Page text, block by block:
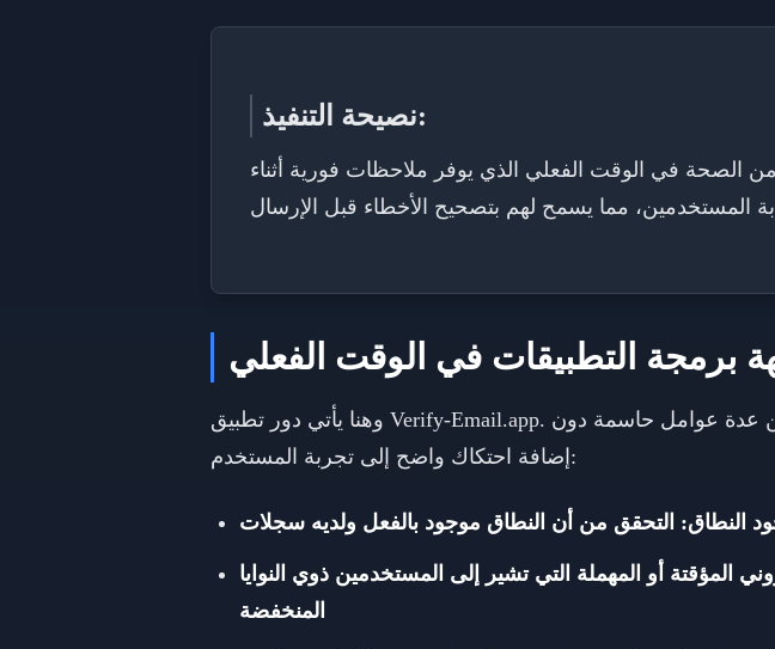
نصيحة التنفيذ:
من الصحة في الوقت الفعلي الذي يوفر ملاحظات فورية أثناء
وهنا يأتي دور تطبيق Verify-Email.app. يتحقق التحقق من واجهة برمجة التطبيقات في الوقت الحقيقي من عدة عوامل حاسمة دون
إضافة احتكاك واضح إلى تجربة المستخدم:
المؤقتة أو المهملة التي تشير إلى المستخدمين ذوي النوايا
المنخفضة